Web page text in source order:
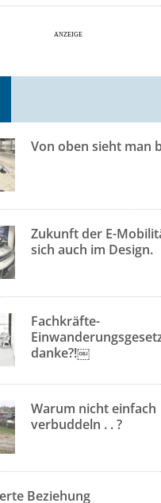
Von oben sieht man
Zukunft der E-
sich auch im Design.
Fachkräfte-
danke?!￼
Warum nicht einfach
verbuddeln . . ?
Beziehung